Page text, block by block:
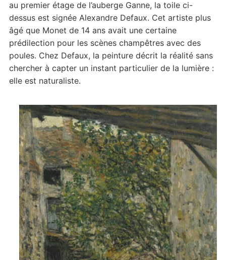
au premier étage de l’auberge Ganne, la toile ci-
dessus est signée Alexandre Defaux. Cet artiste plus
âgé que Monet de 14 ans avait une certaine
prédilection pour les scènes champêtres avec des
poules. Chez Defaux, la peinture décrit la réalité sans
chercher à capter un instant particulier de la lumière :
elle est naturaliste.